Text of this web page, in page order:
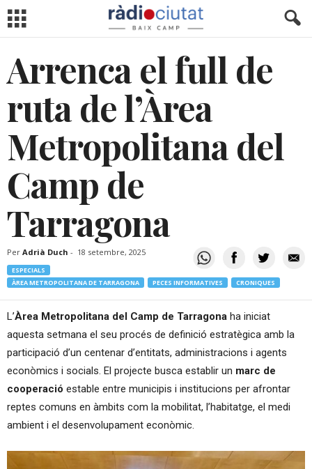
Arrenca el full de
ruta de l’Àrea
Metropolitana del
Camp de
Tarragona
Per Adrià Duch - 18 setembre, 2025
ESPECIALS
ÀREA METROPOLITANA DE TARRAGONA
PECES INFORMATIVES CRONIQUES
L’Àrea Metropolitana del Camp de Tarragona ha iniciat
aquesta setmana el seu procés de definició estratègica amb la
participació d’un centenar d’entitats, administracions i agents
econòmics i socials. El projecte busca establir un marc de
cooperació estable entre municipis i institucions per afrontar
reptes comuns en àmbits com la mobilitat, l’habitatge, el medi
ambient i el desenvolupament econòmic.